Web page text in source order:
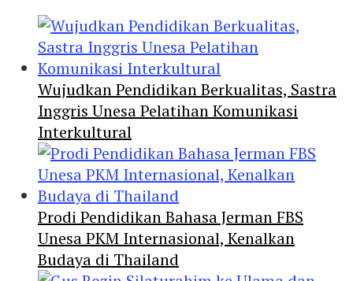
Wujudkan Pendidikan Berkualitas, Sastra
Inggris Unesa Pelatihan Komunikasi
Interkultural
Prodi Pendidikan Bahasa Jerman FBS
Unesa PKM Internasional, Kenalkan
Budaya di Thailand